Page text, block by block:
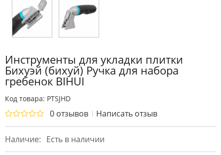
Инструменты для укладки плитки
Бихуэй (бихуй) Ручка для набора
гребенок BIHUI
Код товара: PTSJHD
0 отзывов Написать отзыв
Наличие: Есть в наличии